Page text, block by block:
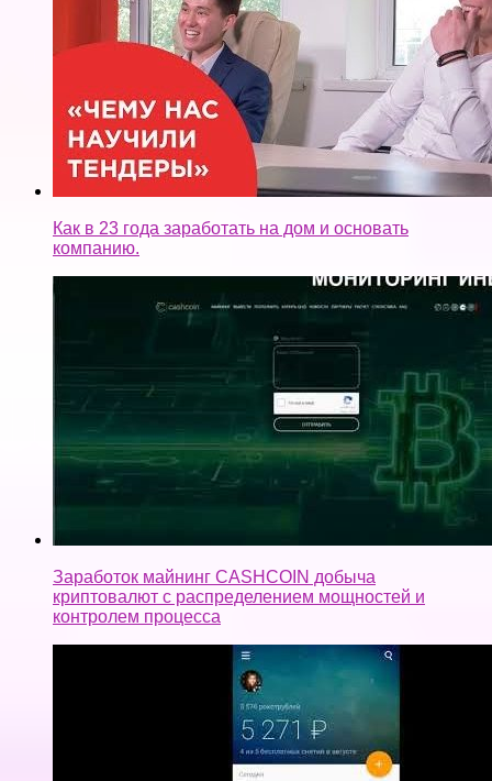
Как в 23 года заработать на дом и основать
компанию.
Заработок майнинг CASHCOIN добыча
криптовалют с распределением мощностей и
контролем процесса